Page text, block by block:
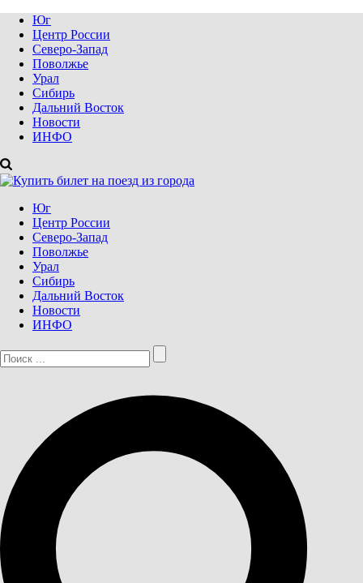
Юг
Центр России
Северо-Запад
Поволжье
Урал
Сибирь
Дальний Восток
Новости
ИНФО
Юг
Центр России
Северо-Запад
Поволжье
Урал
Сибирь
Дальний Восток
Новости
ИНФО